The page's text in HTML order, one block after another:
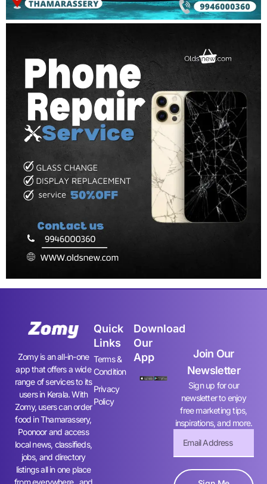
Zomy is an all-in-one
app that offers a wide
range of services to its
users in Kerala. With
Zomy, users can order
food in Thamarassery,
Poonoor and access
local news, classifieds,
jobs, and directory
listings all in one place
from everywhere. and
Quick
Links
Terms &
Condition
Privacy
Policy
Download
Our
App
Join Our
Newsletter
Sign up for our
newsletter to enjoy
free marketing tips,
inspirations, and more.